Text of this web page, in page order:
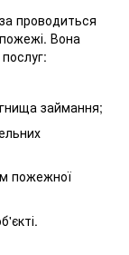
проводиться
пожежі. Вона
займання;
пожежної